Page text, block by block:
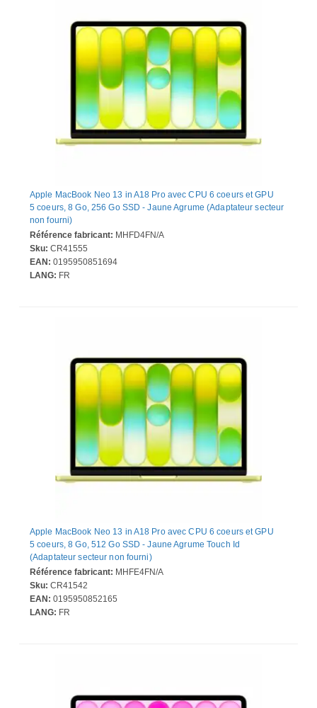
Apple MacBook Neo 13 in A18 Pro avec CPU 6 coeurs et GPU
5 coeurs, 8 Go, 256 Go SSD - Jaune Agrume (Adaptateur secteur
non fourni)
Référence fabricant: MHFD4FN/A
Sku: CR41555
EAN: 0195950851694
LANG: FR
Apple MacBook Neo 13 in A18 Pro avec CPU 6 coeurs et GPU
5 coeurs, 8 Go, 512 Go SSD - Jaune Agrume Touch Id
(Adaptateur secteur non fourni)
Référence fabricant: MHFE4FN/A
Sku: CR41542
EAN: 0195950852165
LANG: FR